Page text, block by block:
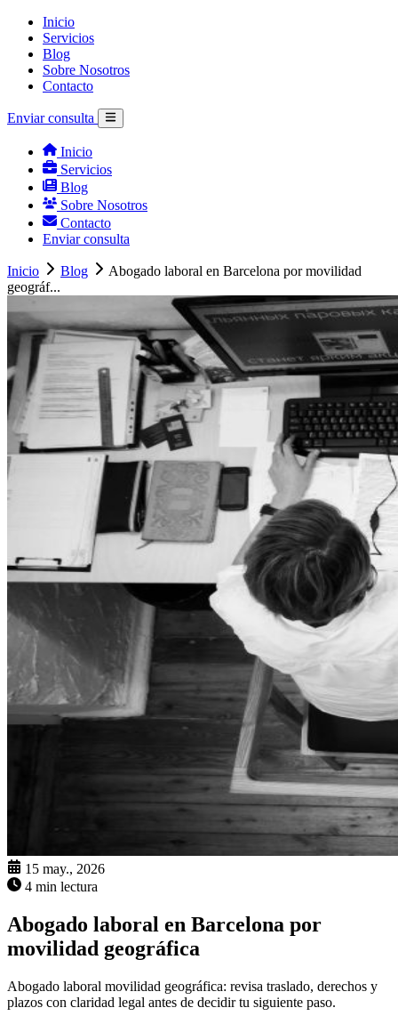
Inicio
Servicios
Blog
Sobre Nosotros
Contacto
Enviar consulta
Inicio
Servicios
Blog
Sobre Nosotros
Contacto
Enviar consulta
Inicio Blog
Abogado laboral en Barcelona por movilidad
geográf...
15 may., 2026
4 min lectura
Abogado laboral en Barcelona por
movilidad geográfica
Abogado laboral movilidad geográfica: revisa traslado, derechos y
plazos con claridad legal antes de decidir tu siguiente paso.